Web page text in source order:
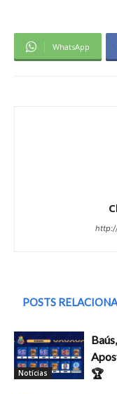
WhatsApp
POSTS
Notícias
🏆